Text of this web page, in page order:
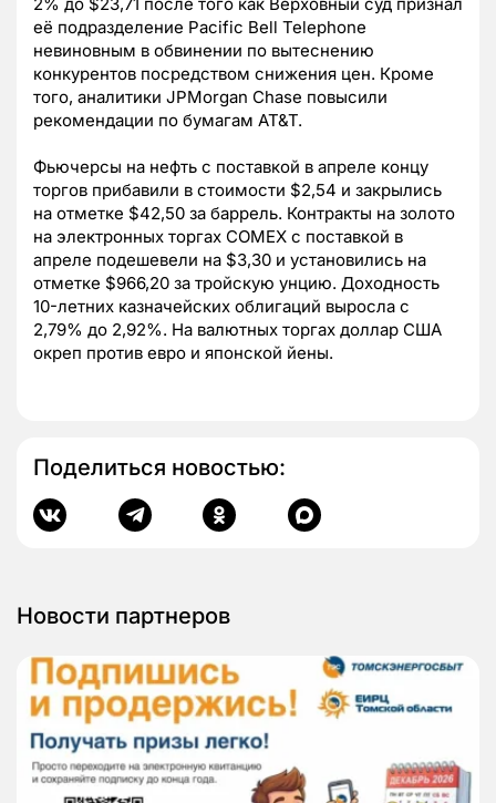
2% до $23,71 после того как Верховный суд признал
её подразделение Pacific Bell Telephone
невиновным в обвинении по вытеснению
конкурентов посредством снижения цен. Кроме
того, аналитики JPMorgan Chase повысили
рекомендации по бумагам AT&T.
Фьючерсы на нефть с поставкой в апреле концу
торгов прибавили в стоимости $2,54 и закрылись
на отметке $42,50 за баррель. Контракты на золото
на электронных торгах COMEX с поставкой в
апреле подешевели на $3,30 и установились на
отметке $966,20 за тройскую унцию. Доходность
10-летних казначейских облигаций выросла с
2,79% до 2,92%. На валютных торгах доллар США
окреп против евро и японской йены.
Поделиться новостью:
Новости партнеров